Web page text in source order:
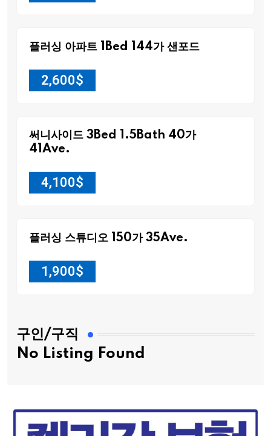
플러싱 아파트 1Bed 144가 샌포드
2,600$
써니사이드 3Bed 1.5Bath 40가
41Ave.
4,100$
플러싱 스튜디오 150가 35Ave.
1,900$
구인/구직
No Listing Found